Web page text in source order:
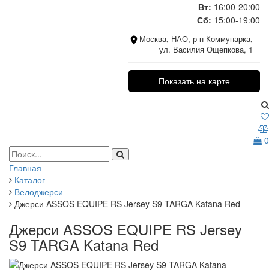
Вт: 16:00-20:00
Сб: 15:00-19:00
Москва, НАО, р-н Коммунарка,
ул. Василия Ощепкова, 1
Показать на карте
0
Главная
Каталог
Велоджерси
Джерси ASSOS EQUIPE RS Jersey S9 TARGA Katana Red
Джерси ASSOS EQUIPE RS Jersey
S9 TARGA Katana Red